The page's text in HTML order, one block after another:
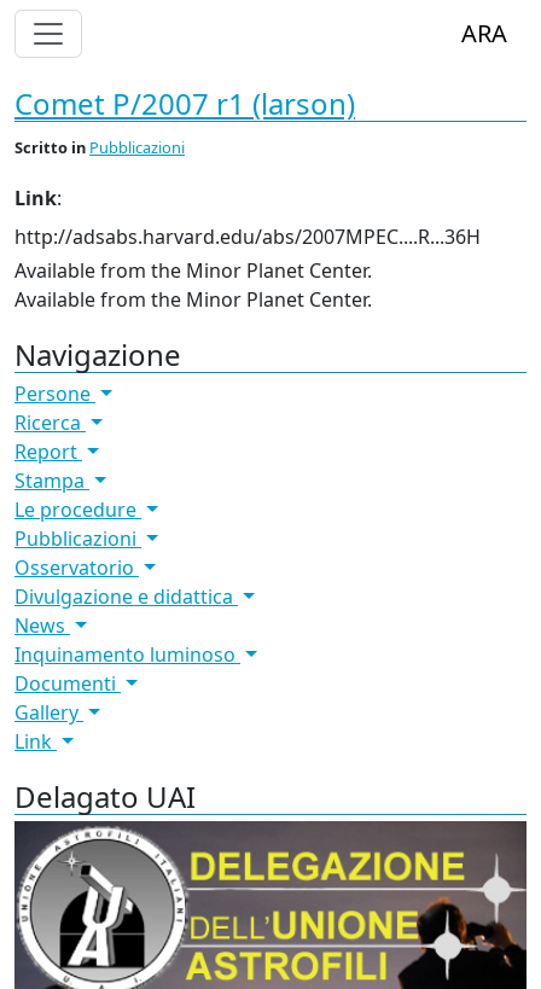
Alterna Visualizzazione Menù ARA
Comet P/2007 r1 (larson)
Scritto in Pubblicazioni
Link:
http://adsabs.harvard.edu/abs/2007MPEC....R...36H
Available from the Minor Planet Center.
Available from the Minor Planet Center.
Navigazione
Persone
Ricerca
Report
Stampa
Le procedure
Pubblicazioni
Osservatorio
Divulgazione e didattica
News
Inquinamento luminoso
Documenti
Gallery
Link
Delagato UAI